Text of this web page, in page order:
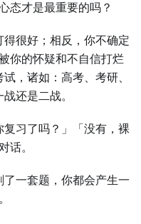
态才是最重要的吗？
很好；相反，你不确定
你的怀疑和不自信打烂
，诸如：高考、考研、
还是二战。
习了吗？」「没有，裸
话。
一套题，你都会产生一